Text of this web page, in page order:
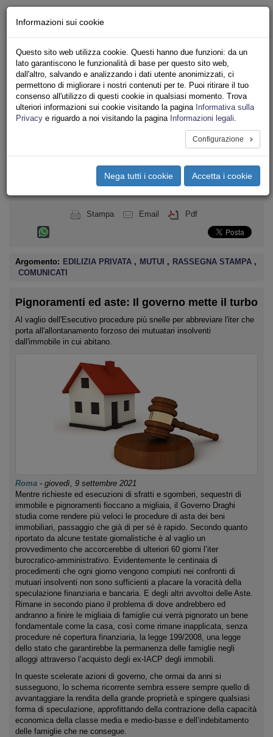
Iscriviti
Ricerca
Area Stampa
Privacy
ASSOCIAZIONI INQUILINI E ABITANTI
navigation
Toggle
Stampa Email Pdf
Argomento: EDILIZIA PRIVATA , MUTUI , RASSEGNA STAMPA ,
COMUNICATI
Pignoramenti ed aste: Il governo mette il turbo
Al vaglio dell'Esecutivo procedure più snelle per abbreviare l'iter che
porta all'allontanamento forzoso dei mutuatari insolventi
dall'immobile in cui abitano.
Roma - giovedì, 9 settembre 2021
Mentre richieste ed esecuzioni di sfratti e sgomberi, sequestri di
immobile e pignoramenti fioccano a migliaia, il Governo Draghi
studia come rendere più veloci le procedure di asta dei beni
immobiliari, passaggio che già di per sé è rapido. Secondo quanto
riportato da alcune testate giornalistiche è al vaglio un
provvedimento che accorcerebbe di ulteriori 60 giorni l’iter
burocratico-amministrativo. Evidentemente le centinaia di
procedimenti che ogni giorno vengono compiuti nei confronti di
mutuari insolventi non sono sufficienti a placare la voracità della
speculazione finanziaria e bancaria. E degli altri avvoltoi delle Aste.
Rimane in secondo piano il problema di dove andrebbero ed
andranno a finire le migliaia di famiglie cui verrà pignorato un bene
fondamentale come la casa, così come rimane inapplicata, senza
procedure né copertura finanziaria, la legge 199/2008, una legge
dello stato che garantirebbe la permanenza delle famiglie negli
alloggi attraverso l’acquisto degli ex-IACP degli immobili.
In queste scelerate azioni di governo, che ormai da anni si
susseguono, lo schema ricorrente sembra essere sempre quello di
avvantaggiare la rendita della grande proprietà e spingere qualsiasi
forma di speculazione, approfittando della contrazione della capacità
economica della classe media e medio-basse e dell’indebitamento
delle famiglie che ne consegue.
Informazioni sui cookie
Questo sito web utilizza cookie. Questi hanno due funzioni: da un
lato garantiscono le funzionalità di base per questo sito web,
dall'altro, salvando e analizzando i dati utente anonimizzati, ci
permettono di migliorare i nostri contenuti per te. Puoi ritirare il tuo
consenso all'utilizzo di questi cookie in qualsiasi momento. Trova
ulteriori informazioni sui cookie visitando la pagina Informativa sulla
Privacy e riguardo a noi visitando la pagina Informazioni legali.
Configurazione
Nega tutti i cookie Accetta i cookie